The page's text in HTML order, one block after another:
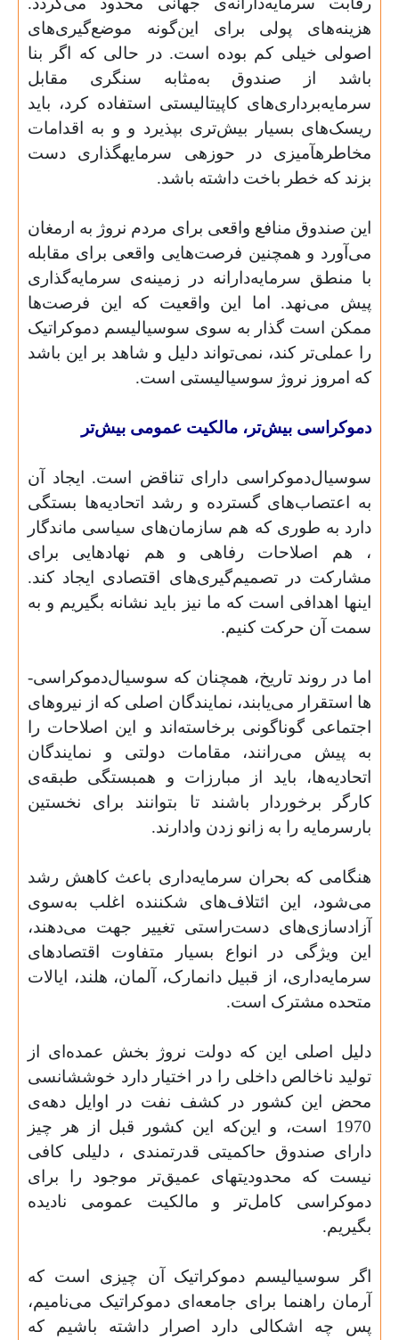
هزینه‌­های پولی برای این‌گونه موضع‌­گیری‌­های
اصولی خیلی کم بوده است. در حالی که اگر بنا
باشد از صندوق به‌مثابه سنگری مقابل
سرمایه‌‌برداری‌‌های کاپیتالیستی استفاده کرد، باید
ریسک‌های بسیار بیش‌تری بپذیرد و و به اقدامات
مخاطره­آمیزی در حوزه­ی سرمایه­گذاری دست
بزند که خطر باخت داشته باشد.
این صندوق منافع واقعی برای مردم نروژ به ارمغان
می­‌آورد و همچنین فرصت­‌هایی واقعی برای مقابله
با منطق سرمایه‌‌دارانه­ در زمینه­‌ی سرمایه‌گذاری
پیش می‌­نهد. اما این واقعیت که این فرصت­‌ها
ممکن است گذار به سوی سوسیالیسم دموکراتیک
را عملی‌­تر کند، نمی‌‌تواند دلیل و شاهد بر این باشد
که امروز نروژ سوسیالیستی است.
دموکراسی بیش‌تر، مالکیت عمومی بیش‌تر
سوسیال‌دموکراسی دارای تناقض است. ایجاد آن
به اعتصاب­‌های گسترده و رشد اتحادیه‌‌ها بستگی
دارد به طوری که هم سازمان­‌های سیاسی ماندگار
، هم اصلاحات رفاهی و هم نهادهایی برای
مشارکت در تصمیم‌­گیری‌­های اقتصادی ایجاد کند.
این­ها اهدافی است که ما نیز باید نشانه بگیریم و به
سمت آن حرکت کنیم.
اما در روند تاریخ، همچنان که سوسیال‌دموکراسی‌­
ها استقرار می‌یابند، نمایندگان اصلی که از نیروهای
اجتماعی گوناگونی برخاسته‌­اند و این اصلاحات را
به ­پیش می‌­رانند، مقامات دولتی و نمایندگان
اتحادیه‌‌ها، باید از مبارزات و همبستگی طبقه‌‌ی
کارگر برخوردار باشند تا بتوانند برای نخستین
بارسرمایه را به زانو زدن وادارند.
هنگامی که بحران سرمایه‌داری باعث کاهش رشد
می‌شود، این ائتلاف‌های شکننده اغلب به‌‌سوی
آزادسازی‌‌های دست‌‌راستی تغییر جهت می‌دهند،
این ویژگی در انواع بسیار متفاوت اقتصادهای
سرمایه‌‌داری، از قبیل دانمارک، آلمان، هلند، ایالات
متحده مشترک است.
دلیل اصلی این که دولت نروژ بخش عمده‌‌­ای از
تولید ناخالص داخلی را در اختیار دارد خوش­شانسی
محض این کشور در کشف نفت در اوایل دهه‌‌­ی
1970 است، و این‌که این کشور قبل از هر چیز
دارای صندوق حاکمیتی قدرتمندی ، دلیلی کافی
نیست که محدودیت­های عمیق‌‌تر­ موجود را برای
دموکراسی کامل­‌تر و مالکیت عمومی نادیده
بگیریم.
اگر سوسیالیسم دموکراتیک آن چیزی است که
آرمان راهنما برای جامعه‌­ای دموکراتیک می­‌نامیم،
پس چه اشکالی دارد اصرار داشته باشیم که